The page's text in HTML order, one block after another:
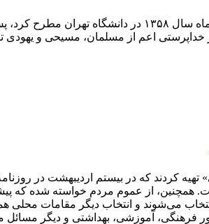
آیت‌الله طالقانی در سخنانی که دربارۀ مسئلۀ
اعم از مسلمان، مسیحی و
تهیه کردند که در بیستم اردیبهشت در
از عموم مردم خواسته شده که
و انتخاب دیگر مقامات محلی همچون
فرهنگی، آموزشی، بهداشتی و دیگر